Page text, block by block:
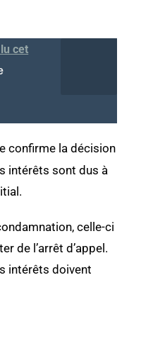
cet
confirme la décision
intérêts sont dus à
celle-ci
de l’arrêt d’appel.
intérêts doivent